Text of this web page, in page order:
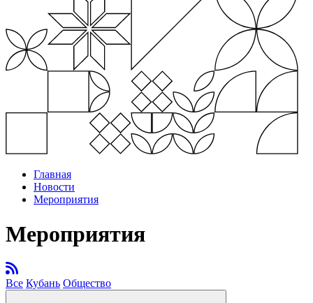
Главная
Новости
Мероприятия
Мероприятия
Все Кубань Общество